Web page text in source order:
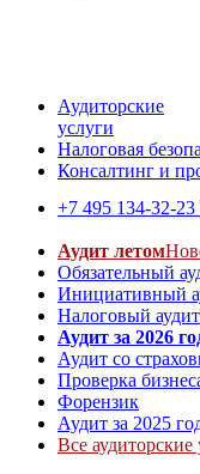
Аудиторские
услуги
Налоговая
Консалтинг и
+7 495 134-32-23
Аудит летом
Обязательный
Инициативный
Налоговый аудит
Аудит за 2026
Аудит со
Проверка
Форензик
Аудит за 2025
Все аудиторские